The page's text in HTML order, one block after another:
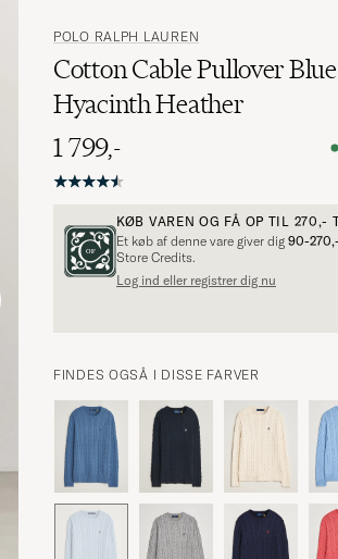
POLO RALPH LAUREN
Cotton Cable Pullover Blue
Hyacinth Heather
1 799,-
KØB VAREN OG FÅ OP TIL 270,-
Et køb af denne vare giver dig 90-270,-
Store Credits.
Log ind eller registrer dig nu
FINDES OGSÅ I DISSE FARVER